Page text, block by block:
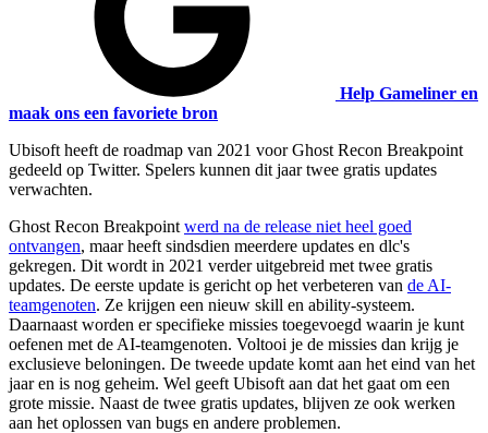
Help Gameliner en
maak ons een favoriete bron
Ubisoft heeft de roadmap van 2021 voor Ghost Recon Breakpoint
gedeeld op Twitter. Spelers kunnen dit jaar twee gratis updates
verwachten.
Ghost Recon Breakpoint werd na de release niet heel goed
ontvangen, maar heeft sindsdien meerdere updates en dlc's
gekregen. Dit wordt in 2021 verder uitgebreid met twee gratis
updates. De eerste update is gericht op het verbeteren van de AI-
teamgenoten. Ze krijgen een nieuw skill en ability-systeem.
Daarnaast worden er specifieke missies toegevoegd waarin je kunt
oefenen met de AI-teamgenoten. Voltooi je de missies dan krijg je
exclusieve beloningen. De tweede update komt aan het eind van het
jaar en is nog geheim. Wel geeft Ubisoft aan dat het gaat om een
grote missie. Naast de twee gratis updates, blijven ze ook werken
aan het oplossen van bugs en andere problemen.